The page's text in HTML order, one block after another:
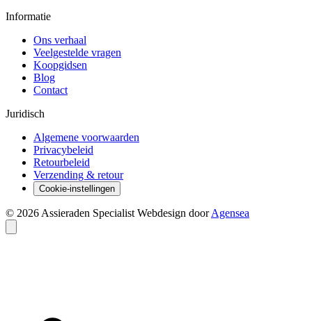
Informatie
Ons verhaal
Veelgestelde vragen
Koopgidsen
Blog
Contact
Juridisch
Algemene voorwaarden
Privacybeleid
Retourbeleid
Verzending & retour
Cookie-instellingen
© 2026 Assieraden Specialist Webdesign doorAgensea